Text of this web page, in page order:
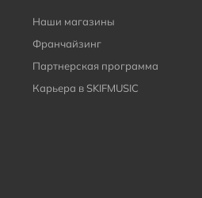
Наши магазины
Франчайзинг
Партнерская программа
Карьера в SKIFMUSIC